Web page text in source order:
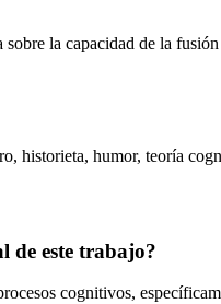
sobre la capacidad de la
historieta, humor, teoría
de este trabajo?
cognitivos,